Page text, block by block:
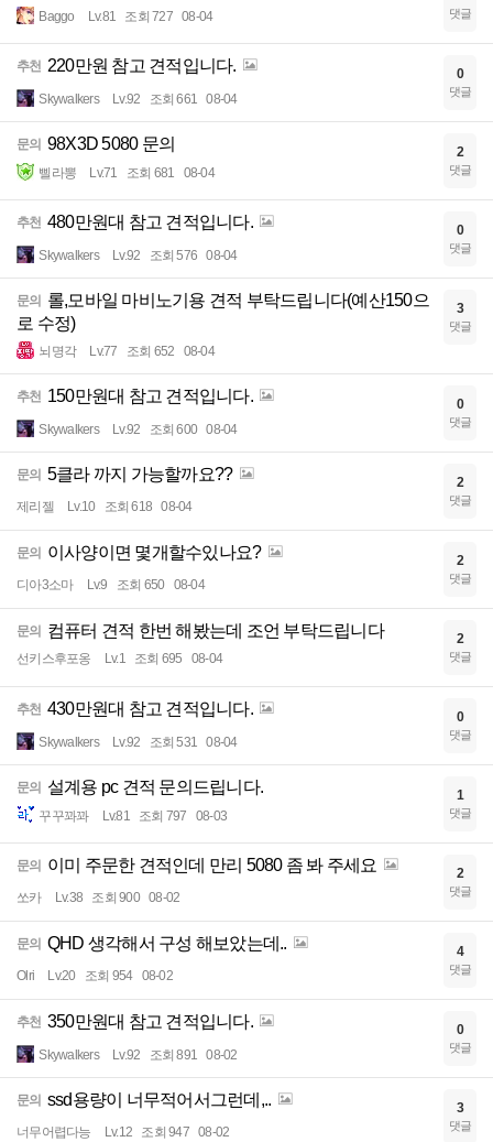
Baggo Lv.81 조회 727 08-04 댓글
추천 220만원 참고 견적입니다.
Skywalkers Lv.92 조회 661 08-04
0
댓글
문의 98X3D 5080 문의
삘라뽕 Lv.71 조회 681 08-04
2
댓글
추천 480만원대 참고 견적입니다.
Skywalkers Lv.92 조회 576 08-04
0
댓글
문의
롤,모바일 마비노기용 견적 부탁드립니다(예산150으
로 수정)
뇌명각 Lv.77 조회 652 08-04
3
댓글
추천 150만원대 참고 견적입니다.
Skywalkers Lv.92 조회 600 08-04
0
댓글
문의 5클라 까지 가능할까요??
제리젤 Lv.10 조회 618 08-04
2
댓글
문의 이사양이면 몇개할수있나요?
디아3소마 Lv.9 조회 650 08-04
2
댓글
문의 컴퓨터 견적 한번 해봤는데 조언 부탁드립니다
선키스후포옹 Lv.1 조회 695 08-04
2
댓글
추천 430만원대 참고 견적입니다.
Skywalkers Lv.92 조회 531 08-04
0
댓글
문의 설계용 pc 견적 문의드립니다.
꾸꾸꽈꽈 Lv.81 조회 797 08-03
1
댓글
문의 이미 주문한 견적인데 만리 5080 좀 봐 주세요
쏘카 Lv.38 조회 900 08-02
2
댓글
문의 QHD 생각해서 구성 해보았는데..
Olri Lv.20 조회 954 08-02
4
댓글
추천 350만원대 참고 견적입니다.
Skywalkers Lv.92 조회 891 08-02
0
댓글
문의 ssd용량이 너무적어서그런데,..
너무어렵다능 Lv.12 조회 947 08-02
3
댓글